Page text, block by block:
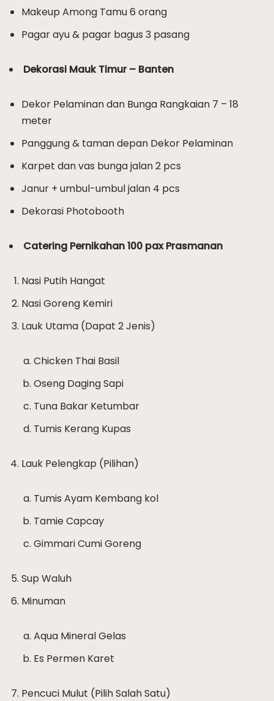
Makeup Among Tamu 6 orang
Pagar ayu & pagar bagus 3 pasang
Dekorasi Mauk Timur – Banten
Dekor Pelaminan dan Bunga Rangkaian 7 – 18
meter
Panggung & taman depan Dekor Pelaminan
Karpet dan vas bunga jalan 2 pcs
Janur + umbul-umbul jalan 4 pcs
Dekorasi Photobooth
Catering Pernikahan 100 pax Prasmanan
Nasi Putih Hangat
Nasi Goreng Kemiri
Lauk Utama (Dapat 2 Jenis)
Chicken Thai Basil
Oseng Daging Sapi
Tuna Bakar Ketumbar
Tumis Kerang Kupas
Lauk Pelengkap (Pilihan)
Tumis Ayam Kembang kol
Tamie Capcay
Gimmari Cumi Goreng
Sup Waluh
Minuman
Aqua Mineral Gelas
Es Permen Karet
Pencuci Mulut (Pilih Salah Satu)